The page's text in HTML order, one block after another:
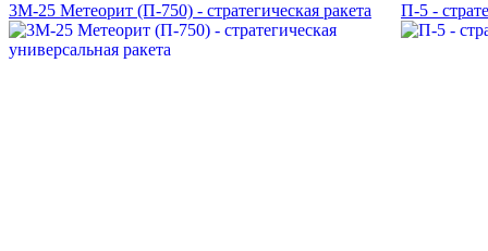
3М-25 Метеорит (П-750) - стратегическая ракета П-5 -